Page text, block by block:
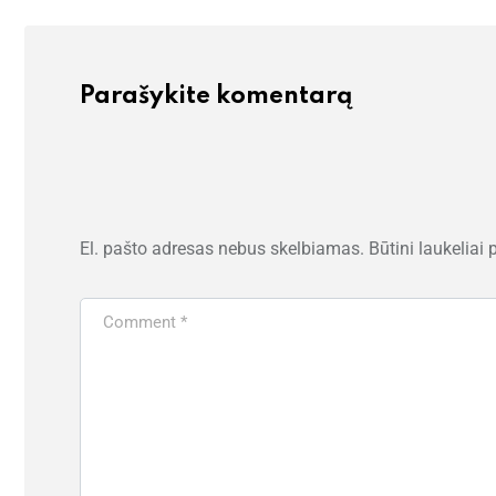
Parašykite komentarą
El. pašto adresas nebus skelbiamas. Būtini laukeliai